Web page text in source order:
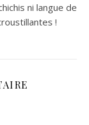
ni langue de
!